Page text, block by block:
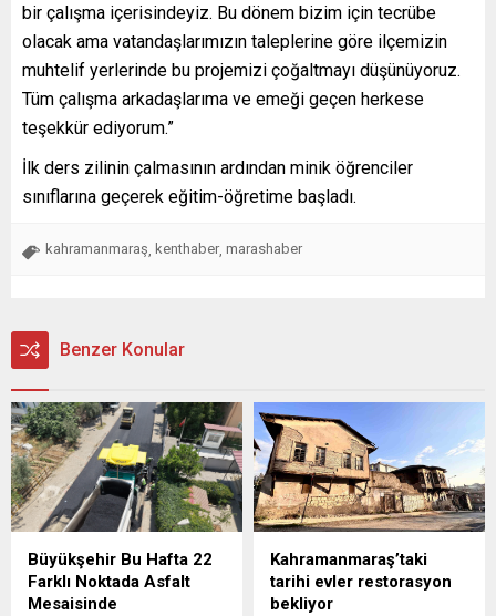
bir çalışma içerisindeyiz. Bu dönem bizim için tecrübe
olacak ama vatandaşlarımızın taleplerine göre ilçemizin
muhtelif yerlerinde bu projemizi çoğaltmayı düşünüyoruz.
Tüm çalışma arkadaşlarıma ve emeği geçen herkese
teşekkür ediyorum.”
İlk ders zilinin çalmasının ardından minik öğrenciler
sınıflarına geçerek eğitim-öğretime başladı.
kahramanmaraş kenthaber marashaber
Benzer Konular
Büyükşehir Bu Hafta 22
Farklı Noktada Asfalt
Mesaisinde
Kahramanmaraş’taki
tarihi evler restorasyon
bekliyor